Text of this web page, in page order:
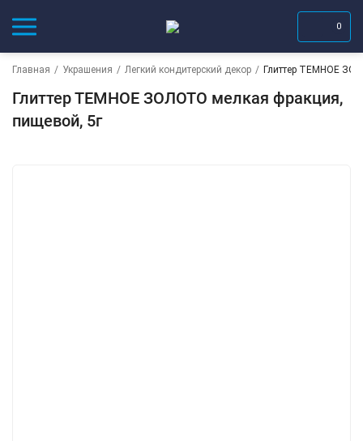
0
Главная / Украшения / Легкий кондитерский декор / Глиттер ТЕМНОЕ
Глиттер ТЕМНОЕ ЗОЛОТО мелкая фракция,
пищевой, 5г